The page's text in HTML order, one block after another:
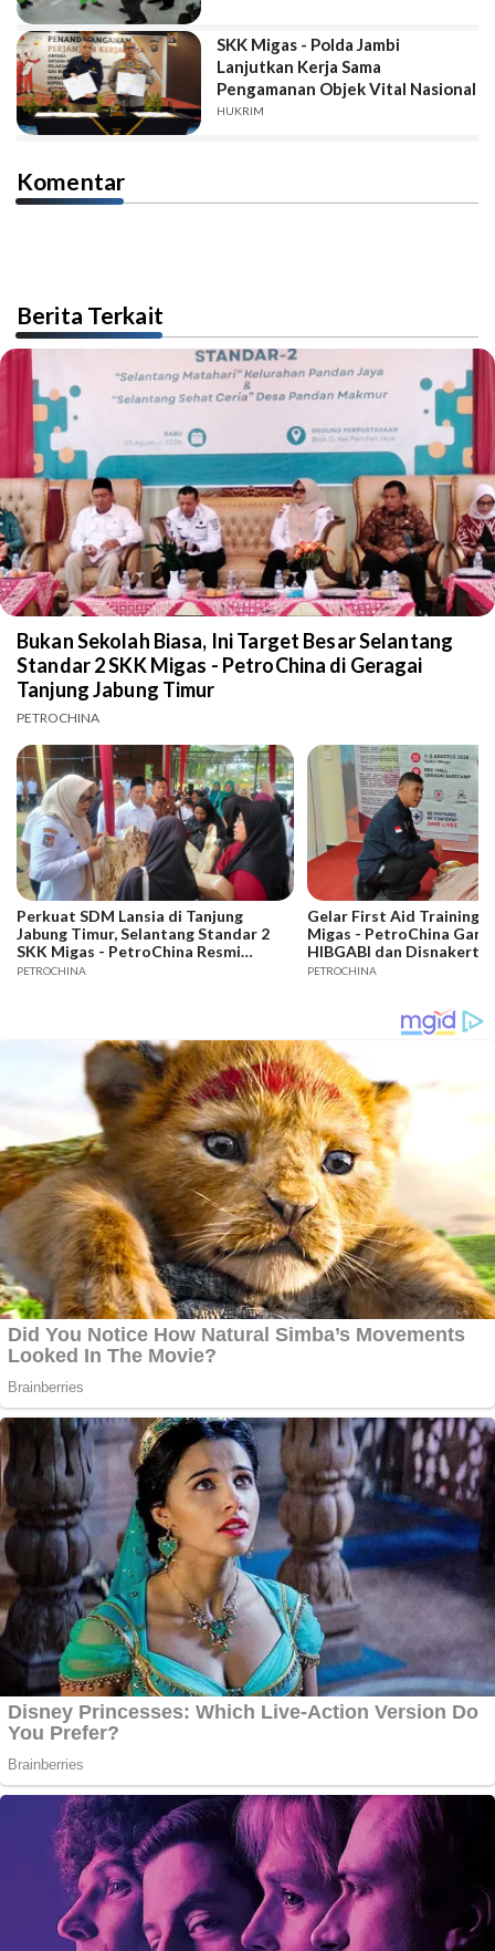
SKK Migas - Polda Jambi
Lanjutkan Kerja Sama
Pengamanan Objek Vital Nasional
HUKRIM
Komentar
Berita Terkait
Bukan Sekolah Biasa, Ini Target Besar Selantang
Standar 2 SKK Migas - PetroChina di Geragai
Tanjung Jabung Timur
PETROCHINA
Perkuat SDM Lansia di Tanjung
Jabung Timur, Selantang Standar 2
SKK Migas - PetroChina Resmi
Bergulir di Geragai
PETROCHINA
Gelar First Aid Training
Migas - PetroChina
HIBGABI dan
Jambi
PETROCHINA